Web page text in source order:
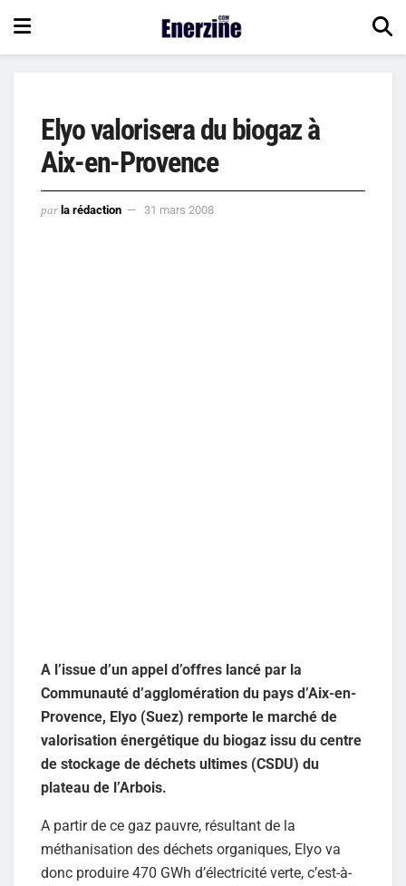
Elyo valorisera du biogaz à
Aix-en-Provence
par la rédaction 31 mars 2008
A l’issue d’un appel d’offres lancé par la
Communauté d’agglomération du pays d’Aix-en-
Provence, Elyo (Suez) remporte le marché de
valorisation énergétique du biogaz issu du centre
de stockage de déchets ultimes (CSDU) du
plateau de l’Arbois.
A partir de ce gaz pauvre, résultant de la
méthanisation des déchets organiques, Elyo va
donc produire 470 GWh d’électricité verte, c’est-à-